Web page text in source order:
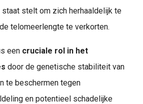
staat stelt om zich herhaaldelijk te
telomeerlengte te verkorten.
een cruciale rol in het
door de genetische stabiliteit van
te beschermen tegen
en potentieel schadelijke